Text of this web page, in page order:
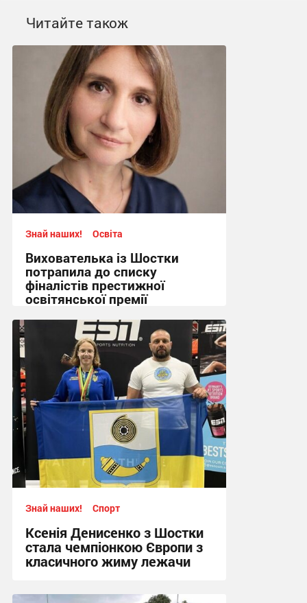
Читайте також
Знай наших! Освіта
Вихователька із Шостки
потрапила до списку
фіналістів престижної
освітянської премії
14:12 вчора
Знай наших! Спорт
Ксенія Денисенко з Шостки
стала чемпіонкою Європи з
класичного жиму лежачи